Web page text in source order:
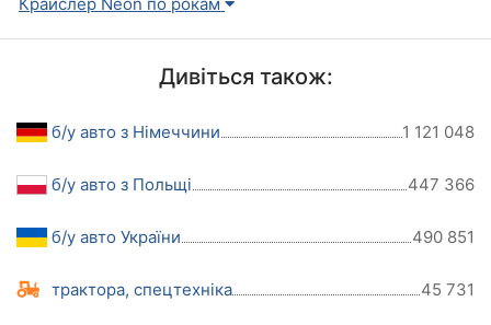
Дивіться також:
б/у авто з Німеччини 1 121 048
б/у авто з Польщі 447 366
б/у авто України 490 851
трактора, спецтехніка 45 731